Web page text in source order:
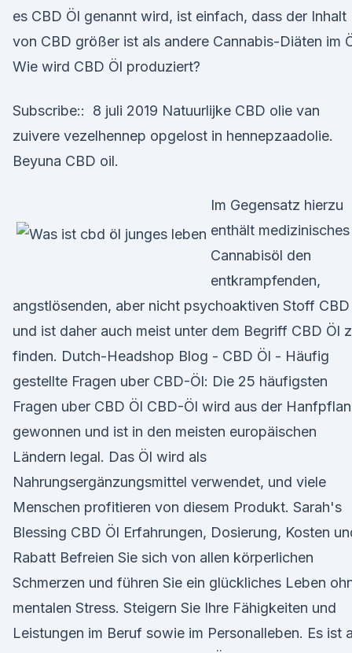
es CBD Öl genannt wird, ist einfach, dass der Inhalt
von CBD größer ist als andere Cannabis-Diäten im
Wie wird CBD Öl produziert?
Subscribe:: 8 juli 2019 Natuurlijke CBD olie van
zuivere vezelhennep opgelost in hennepzaadolie.
Beyuna CBD oil.
Im Gegensatz hierzu
enthält medizinisches
Cannabisöl den
entkrampfenden,
angstlösenden, aber nicht psychoaktiven Stoff CBD
und ist daher auch meist unter dem Begriff CBD Öl
finden. Dutch-Headshop Blog - CBD Öl - Häufig
gestellte Fragen uber CBD-Öl: Die 25 häufigsten
Fragen uber CBD Öl CBD-Öl wird aus der
gewonnen und ist in den meisten europäischen
Ländern legal. Das Öl wird als
Nahrungsergänzungsmittel verwendet, und viele
Menschen profitieren von diesem Produkt. Sarah's
Blessing CBD Öl Erfahrungen, Dosierung, Kosten
Rabatt Befreien Sie sich von allen körperlichen
Schmerzen und führen Sie ein glückliches Leben
mentalen Stress. Steigern Sie Ihre Fähigkeiten und
Leistungen im Beruf sowie im Personalleben. Es ist